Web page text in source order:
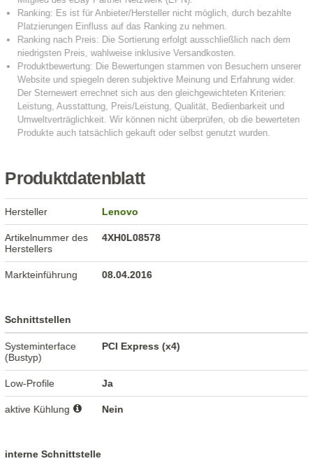
Produktdatenblatt
Hersteller Lenovo
Artikelnummer des
Herstellers
4XH0L08578
Markteinführung 08.04.2016
Schnittstellen
Systeminterface
(Bustyp)
PCI Express (x4)
Low-Profile Ja
aktive Kühlung Nein
interne Schnittstelle